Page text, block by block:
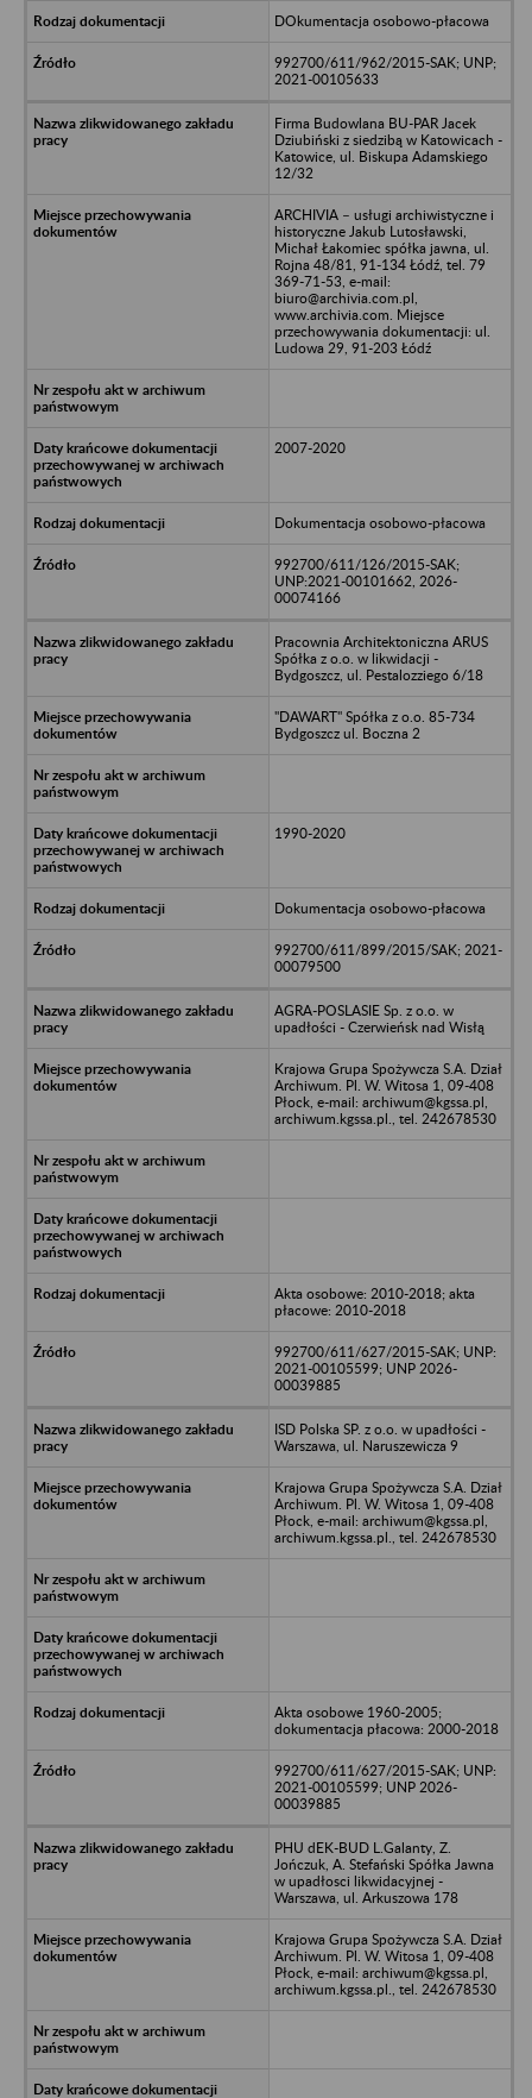
DOkumentacja osobowo-płacowa
992700/611/962/2015-SAK; UNP;
2021-00105633
Firma Budowlana BU-PAR Jacek
Dziubiński z siedzibą w Katowicach -
Katowice, ul. Biskupa Adamskiego
12/32
ARCHIVIA – usługi archiwistyczne i
historyczne Jakub Lutosławski,
Michał Łakomiec spółka jawna, ul.
Rojna 48/81, 91-134 Łódź, tel. 79
369-71-53, e-mail:
biuro@archivia.com.pl,
www.archivia.com. Miejsce
przechowywania dokumentacji: ul.
Ludowa 29, 91-203 Łódź
2007-2020
Dokumentacja osobowo-płacowa
992700/611/126/2015-SAK;
UNP:2021-00101662, 2026-
00074166
Pracownia Architektoniczna ARUS
Spółka z o.o. w likwidacji -
Bydgoszcz, ul. Pestalozziego 6/18
"DAWART" Spółka z o.o. 85-734
Bydgoszcz ul. Boczna 2
1990-2020
Dokumentacja osobowo-płacowa
992700/611/899/2015/SAK; 2021-
00079500
AGRA-POSLASIE Sp. z o.o. w
upadłości - Czerwieńsk nad Wisłą
Krajowa Grupa Spożywcza S.A. Dział
Archiwum. Pl. W. Witosa 1, 09-408
Płock, e-mail: archiwum@kgssa.pl,
archiwum.kgssa.pl., tel. 242678530
Akta osobowe: 2010-2018; akta
płacowe: 2010-2018
992700/611/627/2015-SAK; UNP:
2021-00105599; UNP 2026-
00039885
ISD Polska SP. z o.o. w upadłości -
Warszawa, ul. Naruszewicza 9
Krajowa Grupa Spożywcza S.A. Dział
Archiwum. Pl. W. Witosa 1, 09-408
Płock, e-mail: archiwum@kgssa.pl,
archiwum.kgssa.pl., tel. 242678530
Akta osobowe 1960-2005;
dokumentacja płacowa: 2000-2018
992700/611/627/2015-SAK; UNP:
2021-00105599; UNP 2026-
00039885
PHU dEK-BUD L.Galanty, Z.
Jończuk, A. Stefański Spółka Jawna
w upadłosci likwidacyjnej -
Warszawa, ul. Arkuszowa 178
Krajowa Grupa Spożywcza S.A. Dział
Archiwum. Pl. W. Witosa 1, 09-408
Płock, e-mail: archiwum@kgssa.pl,
archiwum.kgssa.pl., tel. 242678530